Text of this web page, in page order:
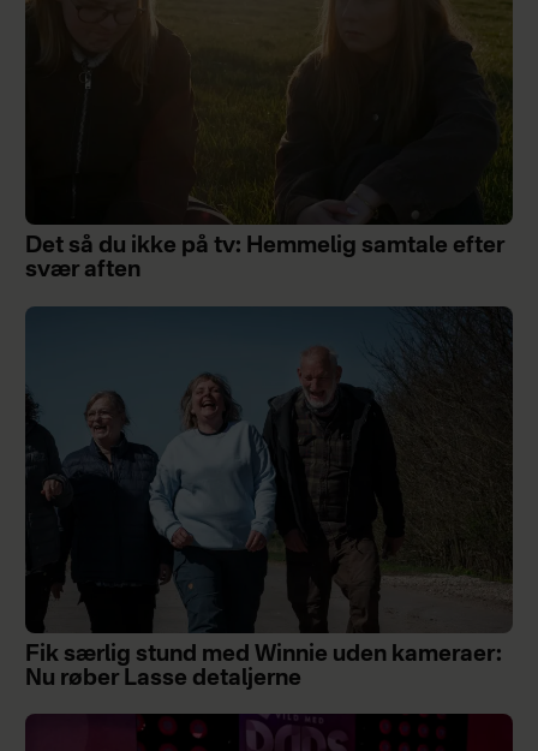
Det så du ikke på tv: Hemmelig samtale efter
svær aften
Fik særlig stund med Winnie uden kameraer:
Nu røber Lasse detaljerne